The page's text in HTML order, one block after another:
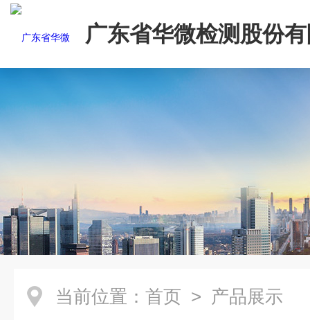
广东省华微检测股份
当前位置： 首页 > 产品展示